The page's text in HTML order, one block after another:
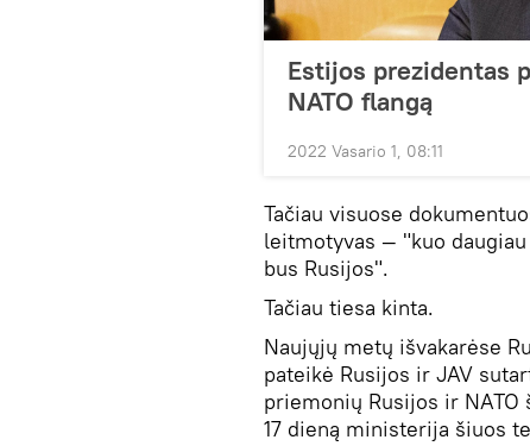
Estijos prezidentas
NATO flangą
2022 Vasario 1, 08:11
Tačiau visuose
leitmotyvas — "kuo
bus Rusijos".
Tačiau tiesa kinta.
Naujųjų metų išvakarėse
pateikė Rusijos ir JAV
priemonių Rusijos ir
17 dieną ministerija šiuos